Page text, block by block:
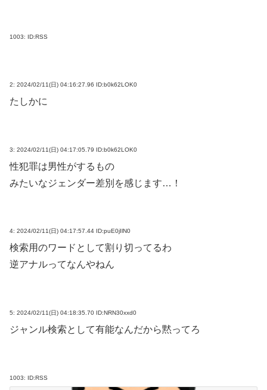
1003: ID:RSS
2: 2024/02/11(日) 04:16:27.96 ID:b0k62LOK0
たしかに
3: 2024/02/11(日) 04:17:05.79 ID:b0k62LOK0
性犯罪は男性がするもの
みたいなジェンダー差別を感じます…！
4: 2024/02/11(日) 04:17:57.44 ID:puE0jIlN0
検索用のワードとして割り切ってるわ
逆アナルってなんやねん
5: 2024/02/11(日) 04:18:35.70 ID:NRN30xxd0
ジャンル検索として有能なんだから黙ってろ
1003: ID:RSS